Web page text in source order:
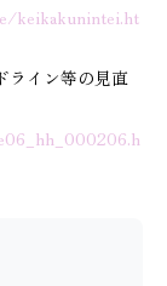
keikakunintei.ht
ライン等の見直